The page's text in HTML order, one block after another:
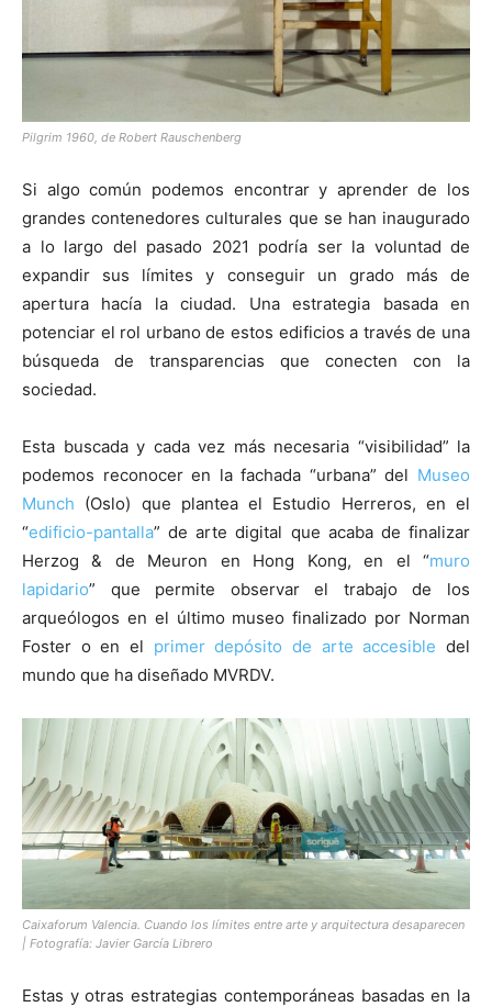
Pilgrim 1960, de Robert Rauschenberg
Si algo común podemos encontrar y aprender de los
grandes contenedores culturales que se han inaugurado
a lo largo del pasado 2021 podría ser la voluntad de
expandir sus límites y conseguir un grado más de
apertura hacía la ciudad. Una estrategia basada en
potenciar el rol urbano de estos edificios a través de una
búsqueda de transparencias que conecten con la
sociedad.
Esta buscada y cada vez más necesaria “visibilidad” la
podemos reconocer en la fachada “urbana” del Museo
Munch (Oslo) que plantea el Estudio Herreros, en el
“edificio-pantalla” de arte digital que acaba de finalizar
Herzog & de Meuron en Hong Kong, en el “muro
lapidario” que permite observar el trabajo de los
arqueólogos en el último museo finalizado por Norman
Foster o en el primer depósito de arte accesible del
mundo que ha diseñado MVRDV.
Caixaforum Valencia. Cuando los límites entre arte y arquitectura desaparecen
| Fotografía: Javier García Librero
Estas y otras estrategias contemporáneas basadas en la